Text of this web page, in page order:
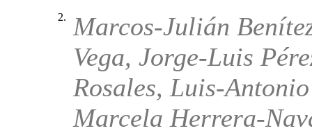
2.
Marcos-Julián
Vega, Jorge-Luis
Rosales, Luis-
Marcela Herrera-